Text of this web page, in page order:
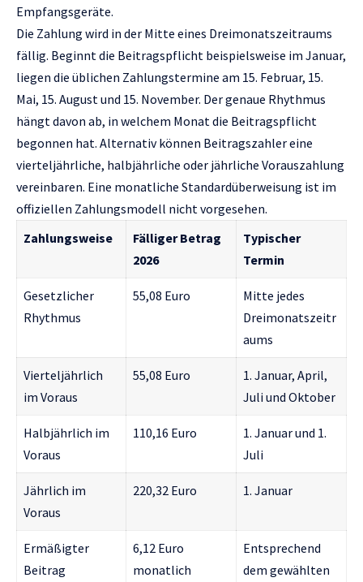
Empfangsgeräte.
Die Zahlung wird in der Mitte eines Dreimonatszeitraums
fällig. Beginnt die Beitragspflicht beispielsweise im Januar,
liegen die üblichen Zahlungstermine am 15. Februar, 15.
Mai, 15. August und 15. November. Der genaue Rhythmus
hängt davon ab, in welchem Monat die Beitragspflicht
begonnen hat. Alternativ können Beitragszahler eine
vierteljährliche, halbjährliche oder jährliche Vorauszahlung
vereinbaren. Eine monatliche Standardüberweisung ist im
offiziellen Zahlungsmodell nicht vorgesehen.
Zahlungsweise
Fälliger Betrag
2026
Typischer
Termin
Gesetzlicher
Rhythmus
55,08 Euro
Mitte jedes
Dreimonatszeitr
aums
Vierteljährlich
im Voraus
55,08 Euro
1. Januar, April,
Juli und Oktober
Halbjährlich im
Voraus
110,16 Euro
1. Januar und 1.
Juli
Jährlich im
Voraus
220,32 Euro 1. Januar
Ermäßigter
Beitrag
6,12 Euro
monatlich
Entsprechend
dem gewählten